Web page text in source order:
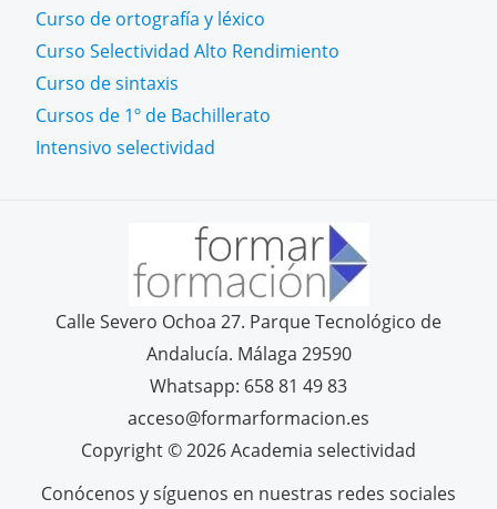
Curso de ortografía y léxico
Curso Selectividad Alto Rendimiento
Curso de sintaxis
Cursos de 1º de Bachillerato
Intensivo selectividad
Calle Severo Ochoa 27. Parque Tecnológico de
Andalucía. Málaga 29590
Whatsapp: 658 81 49 83
acceso@formarformacion.es
Copyright © 2026 Academia selectividad
Conócenos y síguenos en nuestras redes sociales